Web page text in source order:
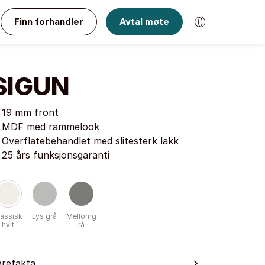
Finn forhandler Avtal møte
19 mm front
MDF med rammelook
Overflatebehandlet med slitesterk lakk
25 års funksjonsgaranti
hvit
Lys grå
Mellomg
rå